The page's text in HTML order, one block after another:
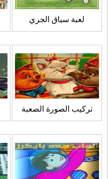
لعبة سباق الجري
تركيب الصورة الصعبة